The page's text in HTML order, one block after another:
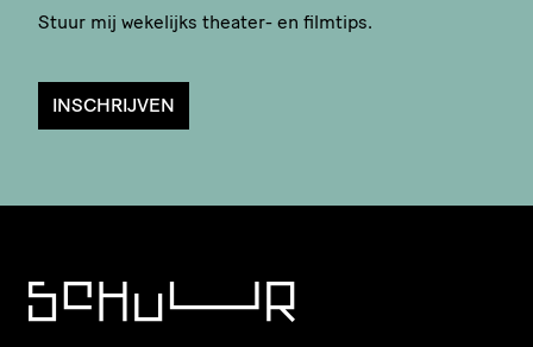
Stuur mij wekelijks theater- en filmtips.
INSCHRIJVEN